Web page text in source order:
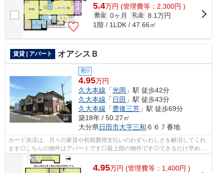
5.4万円 (管理費等：2,300円 )
敷金 0ヶ月 礼金 8.1万円
1階 / 1LDK / 47.66㎡
賃貸 | アパート オアシスＢ
敷0
4.95万円
久大本線 「光岡 」駅 徒歩42分
久大本線 「 日田 」駅 徒歩43分
久大本線 「豊後三芳 」駅 徒歩69分
築18年 / 50.27㎡
大分県日田市大字三和 ６６７番地
カード決済は、月々の家賃や初期費用支払いのわずらわしさを解消してくれ
ます◎こちらの物件はアパートです◎最上階の物件です◎できるだけ早めに
不動産情報を集めたい方は当社スタッフま...
4.95万円 (管理費等：1,400円 )